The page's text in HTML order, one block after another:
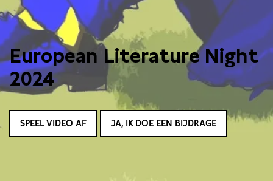
European Literature Night
2024
SPEEL VIDEO AF JA, IK DOE EEN BIJDRAGE